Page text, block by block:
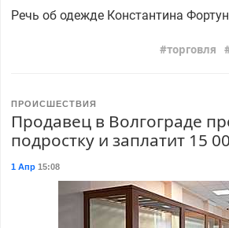
Речь об одежде Константина
торговля
ПРОИСШЕСТВИЯ
Продавец в Волгограде
подростку и заплатит 15
1 Апр15:08